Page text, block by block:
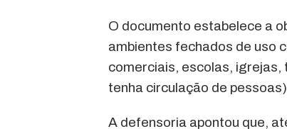
O documento estabelece a
ambientes fechados de uso
comerciais, escolas,
tenha circulação de
A defensoria apontou que,